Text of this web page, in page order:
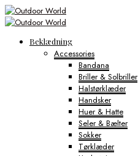
Beklædning
Accessories
Bandana
Briller & Solbriller
Halstørklæder
Handsker
Huer & Hatte
Seler & Bælter
Sokker
Tørklæder